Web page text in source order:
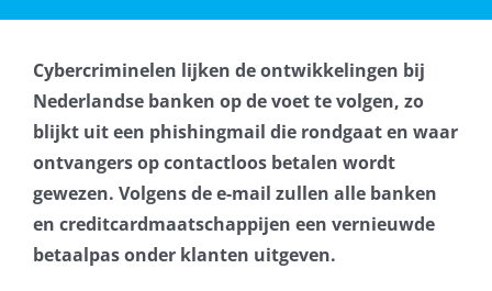
Cloud Computing
VOIP
Microsoft NCE
AVG
Cybercriminelen lijken de ontwikkelingen bij
Nederlandse banken op de voet te volgen, zo
blijkt uit een phishingmail die rondgaat en waar
ontvangers op contactloos betalen wordt
gewezen. Volgens de e-mail zullen alle banken
en creditcardmaatschappijen een vernieuwde
betaalpas onder klanten uitgeven.